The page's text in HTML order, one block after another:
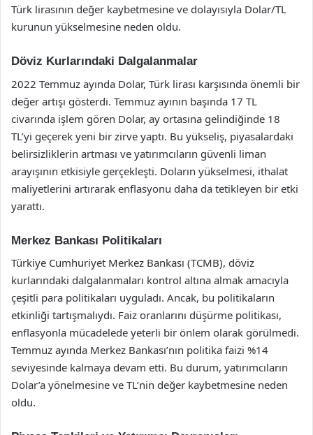
Türk lirasının değer kaybetmesine ve dolayısıyla Dolar/TL
kurunun yükselmesine neden oldu.
Döviz Kurlarındaki Dalgalanmalar
2022 Temmuz ayında Dolar, Türk lirası karşısında önemli bir
değer artışı gösterdi. Temmuz ayının başında 17 TL
civarında işlem gören Dolar, ay ortasına gelindiğinde 18
TL’yi geçerek yeni bir zirve yaptı. Bu yükseliş, piyasalardaki
belirsizliklerin artması ve yatırımcıların güvenli liman
arayışının etkisiyle gerçekleşti. Doların yükselmesi, ithalat
maliyetlerini artırarak enflasyonu daha da tetikleyen bir etki
yarattı.
Merkez Bankası Politikaları
Türkiye Cumhuriyet Merkez Bankası (TCMB), döviz
kurlarındaki dalgalanmaları kontrol altına almak amacıyla
çeşitli para politikaları uyguladı. Ancak, bu politikaların
etkinliği tartışmalıydı. Faiz oranlarını düşürme politikası,
enflasyonla mücadelede yeterli bir önlem olarak görülmedi.
Temmuz ayında Merkez Bankası’nın politika faizi %14
seviyesinde kalmaya devam etti. Bu durum, yatırımcıların
Dolar’a yönelmesine ve TL’nin değer kaybetmesine neden
oldu.